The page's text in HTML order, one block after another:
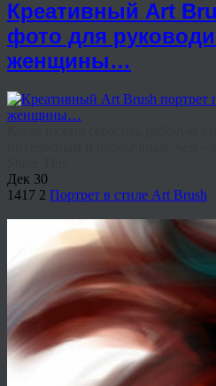
Креативный Art
фото для
женщины…
Дек 30
1417 2 Портрет в стиле Art Brush